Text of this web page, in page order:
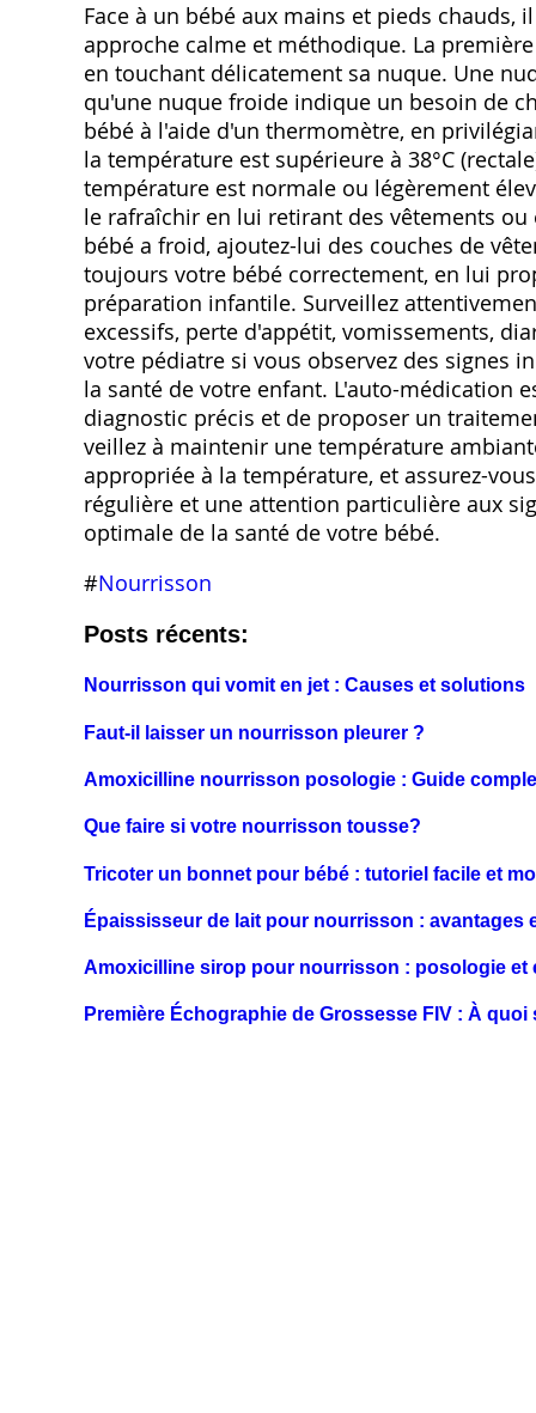
Face à un bébé aux mains et pieds
approche calme et méthodique. La
en touchant délicatement sa nuque. Une
qu'une nuque froide indique un besoin de
bébé à l'aide d'un thermomètre, en
la température est supérieure à 38°C
température est normale ou légèrement
le rafraîchir en lui retirant des vêtements
bébé a froid, ajoutez-lui des couches de
toujours votre bébé correctement, en lui
préparation infantile. Surveillez
excessifs, perte d'appétit, vomissements,
votre pédiatre si vous observez des signes
la santé de votre enfant. L'auto-médication
diagnostic précis et de proposer un
veillez à maintenir une température
appropriée à la température, et assurez-
régulière et une attention particulière aux
optimale de la santé de votre bébé.
#Nourrisson
Posts récents:
Nourrisson qui vomit en jet : Causes et solutions
Faut-il laisser un nourrisson pleurer ?
Amoxicilline nourrisson posologie : Guide
Que faire si votre nourrisson tousse?
Tricoter un bonnet pour bébé : tutoriel facile et
Épaississeur de lait pour nourrisson : avantages
Amoxicilline sirop pour nourrisson : posologie et
Première Échographie de Grossesse FIV : À quoi